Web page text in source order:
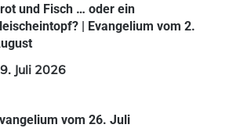
und Fisch … oder ein
| Evangelium vom 2.
Juli 2026
vom 26. Juli